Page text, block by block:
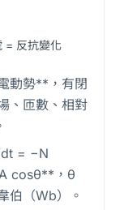
= 反抗變化
動勢**，有閉
、匝數、相對
= −N
cosθ**，θ
伯（Wb）。